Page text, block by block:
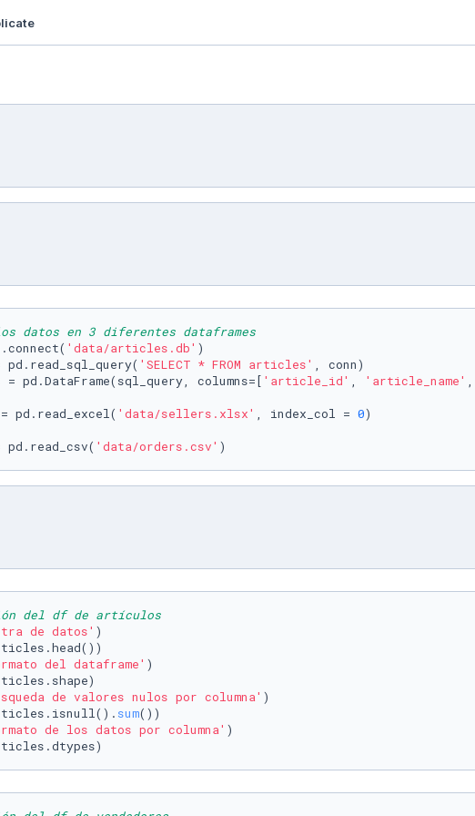
datos en 3 diferentes dataframes
'data/articles.db' )
pd.read_sql_query( 'SELECT * FROM articles' , conn)
pd.DataFrame(sql_query, columns=[ 'article_id' , 'article_name' ,
pd.read_excel( 'data/sellers.xlsx' , index_col = 0)
'data/orders.csv'
del df de artículos
de datos'
del dataframe'
de valores nulos por columna'
sum
de los datos por columna'